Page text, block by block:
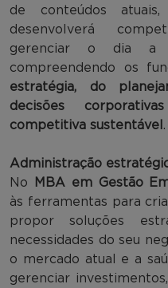
de conteúdos
desenvolverá
gerenciar o dia a
compreendendo os
estratégia, do
decisões
competitiva sustentável .
Administração
No
MBA em Gestão
às ferramentas para
propor soluções
necessidades do seu
o mercado atual e a
gerenciar